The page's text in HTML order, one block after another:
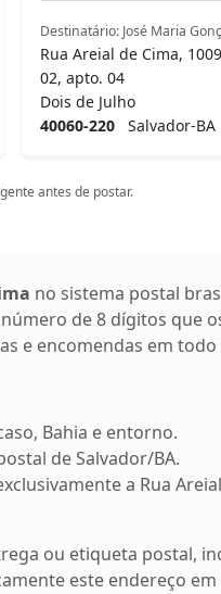
Destinatário: José Maria
Rua Areial de Cima,
02, apto. 04
Dois de Julho
40060-220 Salvador-BA
antes de postar.
no sistema postal
de 8 dígitos que
e encomendas em todo
Bahia e entorno.
de Salvador/BA.
a Rua
ou etiqueta postal,
este endereço em